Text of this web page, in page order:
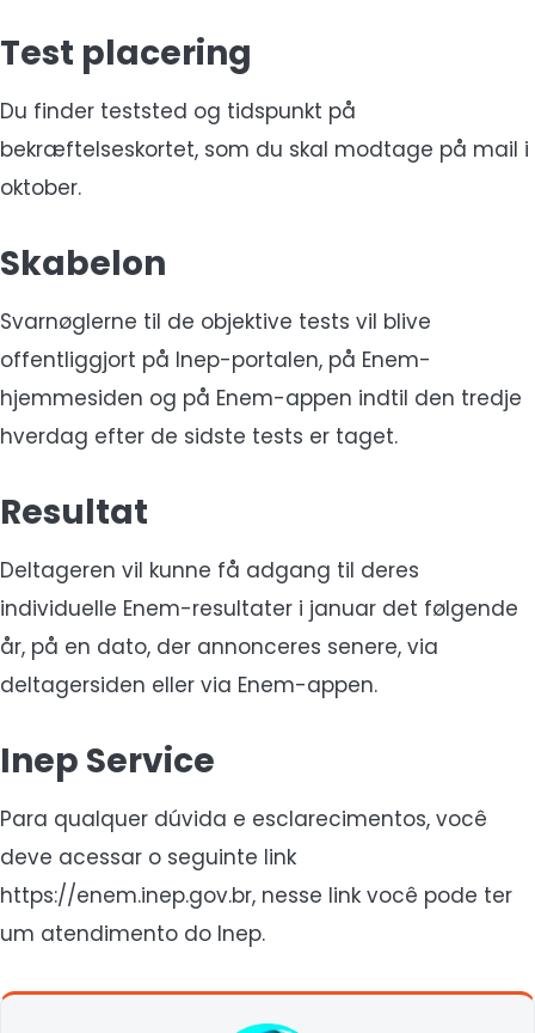
Test placering
Du finder teststed og tidspunkt på
bekræftelseskortet, som du skal modtage på mail i
oktober.
Skabelon
Svarnøglerne til de objektive tests vil blive
offentliggjort på Inep-portalen, på Enem-
hjemmesiden og på Enem-appen indtil den tredje
hverdag efter de sidste tests er taget.
Resultat
Deltageren vil kunne få adgang til deres
individuelle Enem-resultater i januar det følgende
år, på en dato, der annonceres senere, via
deltagersiden eller via Enem-appen.
Inep Service
Para qualquer dúvida e esclarecimentos, você
deve acessar o seguinte link
https://enem.inep.gov.br, nesse link você pode ter
um atendimento do Inep.